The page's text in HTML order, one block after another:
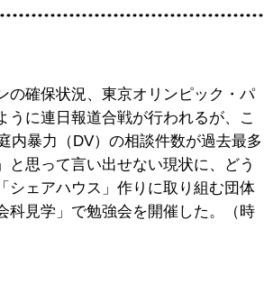
の確保状況、東京オリンピック・パ
に連日報道合戦が行われるが、こ
内暴力（DV）の相談件数が過去最多
思って言い出せない現状に、どう
シェアハウス」作りに取り組む団体
科見学」で勉強会を開催した。（時